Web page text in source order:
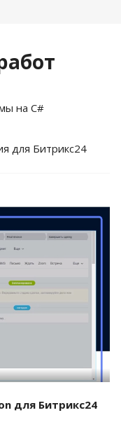
на C#
для Битрикс24
для Битрикс24